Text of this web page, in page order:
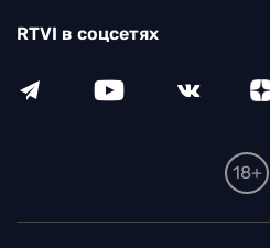
RTVI в соцсетях
18+